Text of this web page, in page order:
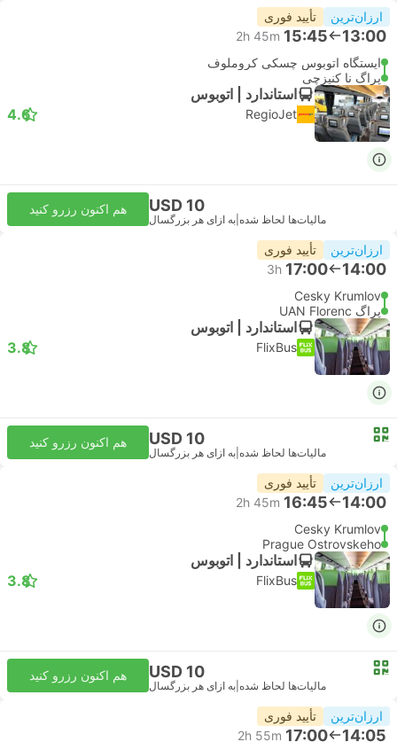
ارزان‌ترین تأیید فوری
13:00
15:45
2h 45m
ایستگاه اتوبوس چسکی کروملوف
پراگ نا کنیزچی
استاندارد | اتوبوس
RegioJet
4.6
USD 10
مالیات‌ها لحاظ شده به ازای هر بزرگسال
هم اکنون رزرو کنید
ارزان‌ترین تأیید فوری
14:00
17:00
3h
Cesky Krumlov
پراگ UAN Florenc
استاندارد | اتوبوس
FlixBus
3.8
USD 10
مالیات‌ها لحاظ شده به ازای هر بزرگسال
هم اکنون رزرو کنید
ارزان‌ترین تأیید فوری
14:00
16:45
2h 45m
Cesky Krumlov
Prague Ostrovskeho
استاندارد | اتوبوس
FlixBus
3.8
USD 10
مالیات‌ها لحاظ شده به ازای هر بزرگسال
هم اکنون رزرو کنید
ارزان‌ترین تأیید فوری
14:05
17:00
2h 55m